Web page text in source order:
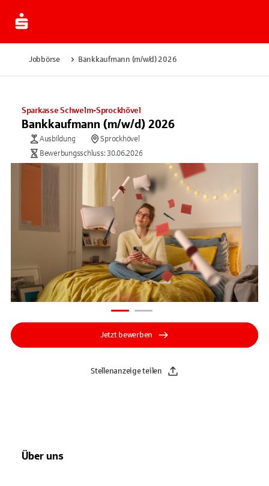
Jobbörse Bankkaufmann (m/w/d) 2026
Sparkasse Schwelm-Sprockhövel
Bankkaufmann (m/w/d) 2026
Ausbildung
Sprockhövel
Bewerbungsschluss: 30.06.2026
Jetzt bewerben
Stellenanzeige teilen
Über uns